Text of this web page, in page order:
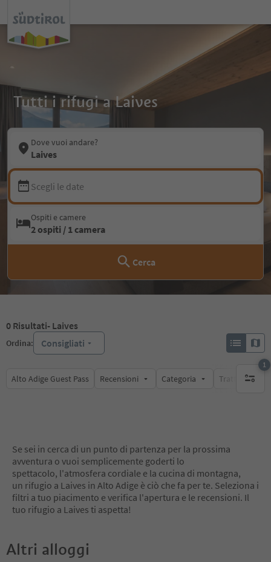
Tutti i rifugi a Laives
Dove vuoi andare?
Laives
Scegli le date
Ospiti e camere
2 ospiti / 1 camera
Cerca
0 Risultati- Laives
Ordina: Consigliati
Alto Adige Guest Pass Recensioni Categoria Trattamento
1
1 filtro
Se sei in cerca di un punto di partenza per la prossima
avventura o vuoi semplicemente goderti lo
spettacolo, l'atmosfera cordiale e la cucina di montagna,
un rifugio a Laives in Alto Adige è ciò che fa per te. Seleziona i
filtri a tuo piacimento e verifica l'apertura e le recensioni. Il
tuo rifugio a Laives ti aspetta!
Altri alloggi